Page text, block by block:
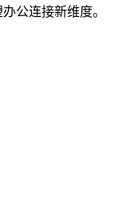
公连接新维度。